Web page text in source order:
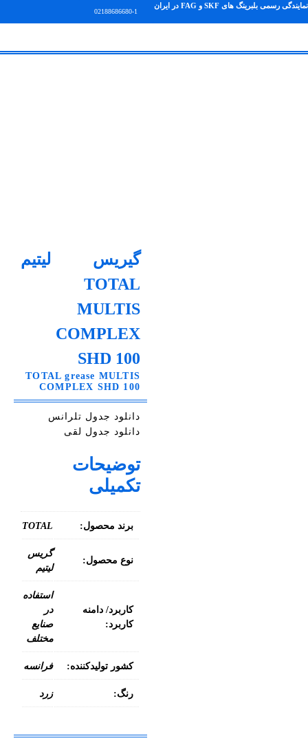
نمایندگی رسمی بلبرینگ های SKF و FAG در ایران
02188686680-1
گیریس لیتیم
TOTAL
MULTIS
COMPLEX
SHD 100
TOTAL grease MULTIS
COMPLEX SHD 100
دانلود جدول تلرانس
دانلود جدول لقی
توضیحات
تکمیلی
برند محصول: TOTAL
نوع محصول:
گریس
لیتیم
کاربرد/ دامنه
کاربرد:
استفاده
در
صنایع
مختلف
کشور تولیدکننده: فرانسه
رنگ: زرد